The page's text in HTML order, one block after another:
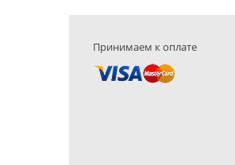
Принимаем к оплате